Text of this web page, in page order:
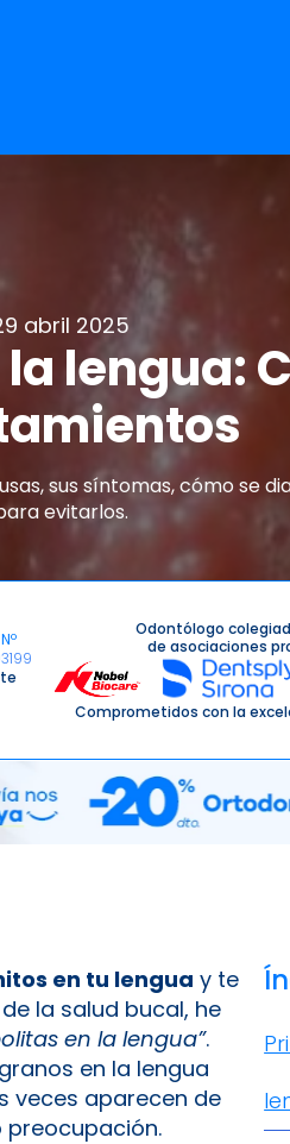
abril 2025
lengua:
sus síntomas, cómo se
evitarlos.
Odontólogo
de asociaciones
Comprometidos con la
en tu lengua y te
la salud bucal, he
en la lengua”.
en la lengua
veces aparecen de